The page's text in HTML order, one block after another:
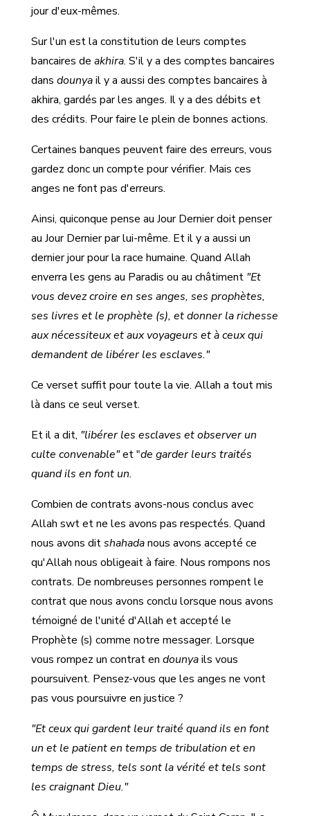
jour d'eux-mêmes.
Sur l'un est la constitution de leurs comptes
bancaires de akhira. S'il y a des comptes bancaires
dans dounyail y a aussi des comptes bancaires à
akhira, gardés par les anges. Il y a des débits et
des crédits. Pour faire le plein de bonnes actions.
Certaines banques peuvent faire des erreurs, vous
gardez donc un compte pour vérifier. Mais ces
anges ne font pas d'erreurs.
Ainsi, quiconque pense au Jour Dernier doit penser
au Jour Dernier par lui-même. Et il y a aussi un
dernier jour pour la race humaine. Quand Allah
enverra les gens au Paradis ou au châtiment "Et
vous devez croire en ses anges, ses prophètes,
ses livres et le prophète (s), et donner la richesse
aux nécessiteux et aux voyageurs et à ceux qui
demandent de libérer les esclaves."
Ce verset suffit pour toute la vie. Allah a tout mis
là dans ce seul verset.
Et il a dit, "libérer les esclaves et observer un
culte convenable"et "de garder leurs traités
quand ils en font un.
Combien de contrats avons-nous conclus avec
Allah swt et ne les avons pas respectés. Quand
nous avons ditshahadanous avons accepté ce
qu'Allah nous obligeait à faire. Nous rompons nos
contrats. De nombreuses personnes rompent le
contrat que nous avons conclu lorsque nous avons
témoigné de l'unité d'Allah et accepté le
Prophète (s) comme notre messager. Lorsque
vous rompez un contrat en dounyails vous
poursuivent. Pensez-vous que les anges ne vont
pas vous poursuivre en justice ?
"Et ceux qui gardent leur traité quand ils en font
un et le patient en temps de tribulation et en
temps de stress, tels sont la vérité et tels sont
les craignant Dieu."